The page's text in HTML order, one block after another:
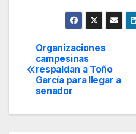
Navegación
de
Organizaciones
campesinas
respaldan a Toño
García para llegar a
senador